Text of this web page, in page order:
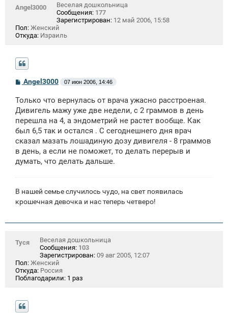
Angel3000
Веселая дошкольница
Сообщения: 177
Зарегистрирован: 12 май 2006, 15:58
Пол: Женский
Откуда: Израиль
С
б
щ
н
и
Angel3000 07 июн 2006, 14:46
Только что вернулась от врача ужасно расстроеная.
Дивигель мажу уже две недели, с 2 граммов в день
перешла на 4, а эндометрий не растет вообще. Как
был 6,5 так и остался . С сегоднешнего дня врач
сказал мазать лошадиную дозу дивигеля - 8 граммов
в день, а если не поможет, то делать перерыв и
думать, что делать дальше.
В нашей семье случилось чудо, на свет появилась
крошечная девочка и нас теперь четверо!
Туся
Веселая дошкольница
Сообщения: 103
Зарегистрирован: 09 авг 2005, 12:07
Пол: Женский
Откуда: Россия
Поблагодарили: 1 раз